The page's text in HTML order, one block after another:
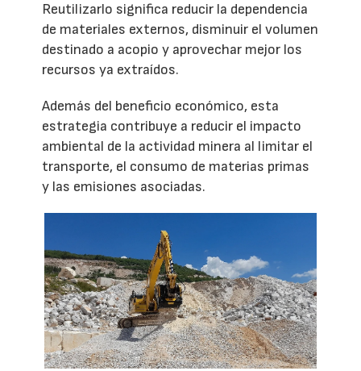
Reutilizarlo significa reducir la dependencia
de materiales externos, disminuir el volumen
destinado a acopio y aprovechar mejor los
recursos ya extraídos.
Además del beneficio económico, esta
estrategia contribuye a reducir el impacto
ambiental de la actividad minera al limitar el
transporte, el consumo de materias primas
y las emisiones asociadas.